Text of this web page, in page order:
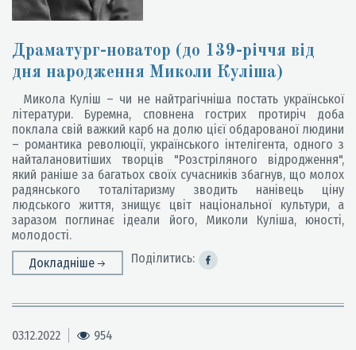
Драматург-новатор (до 139-річчя від
дня народження Миколи Куліша)
Микола Куліш – чи не найтрагічніша постать української
літератури. Буремна, сповнена гострих протиріч доба
поклала свій важкий карб на долю цієї обдарованої людини
– романтика революції, українського інтелігента, одного з
найталановитіших творців "Розстріляного відродження",
який раніше за багатьох своїх сучасників збагнув, що молох
радянського тоталітаризму зводить нанівець ціну
людського життя, знищує цвіт національної культури, а
заразом поглинає ідеали його, Миколи Куліша, юності,
молодості.
Докладніше
Поділитись:
03.12.2022 954